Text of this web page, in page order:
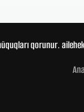
qorunur.